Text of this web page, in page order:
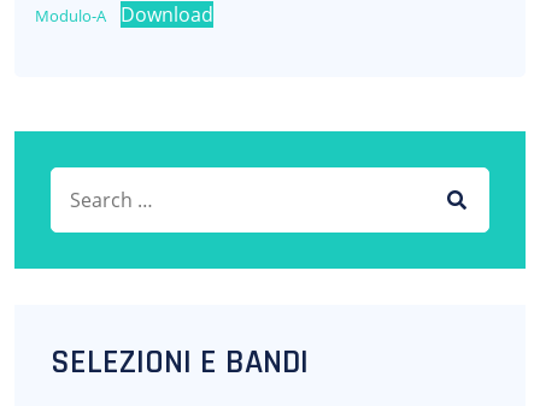
Modulo-A Download
Search for:
SELEZIONI E BANDI